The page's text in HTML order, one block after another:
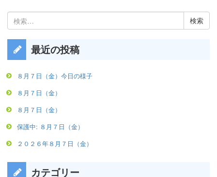
検
索:
最近の投稿
８月７日（金）今日の様子
８月７日（金）
８月７日（金）
保護中: ８月７日（金）
２０２６年８月７日（金）
カテゴリー